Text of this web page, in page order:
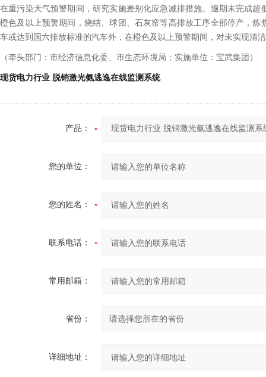
在重污染天气预警期间，研究实施差别化应急减排措施。逾期未完成
橙色及以上预警期间，烧结、球团、石灰窑等高排放工序全部停产，
车或达到国六排放标准的汽车外，在橙色及以上预警期间，对未实现清
（牵头部门：市经济信息化委、市生态环境局；实施单位：宝武集团）
现货电力行业 脱销激光氨逃逸在线监测系统
产品：
您的单位：
您的姓名：
联系电话：
常用邮箱：
省份：
详细地址：